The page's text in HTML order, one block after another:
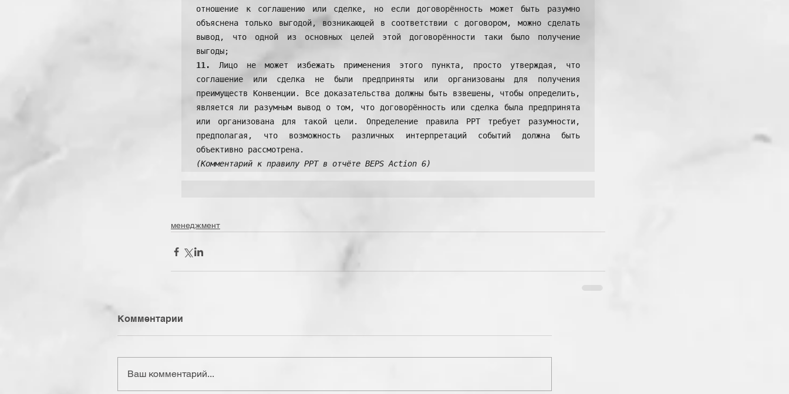
отношение к соглашению или сделке, но если договорённость может быть разумно
объяснена только выгодой, возникающей в соответствии с договором, можно сделать
вывод, что одной из основных целей этой договорённости таки было получение
11. Лицо не может избежать применения этого пункта, просто утверждая, что
соглашение или сделка не были предприняты или организованы для получения
преимуществ Конвенции. Все доказательства должны быть взвешены, чтобы определить,
является ли разумным вывод о том, что договорённость или сделка была предпринята
или организована для такой цели. Определение правила РРТ требует разумности,
предполагая, что возможность различных интерпретаций событий должна быть
(Комментарий к правилу PPT в отчёте BEPS Action 6)
менеджмент
Комментарии
Ваш комментарий...